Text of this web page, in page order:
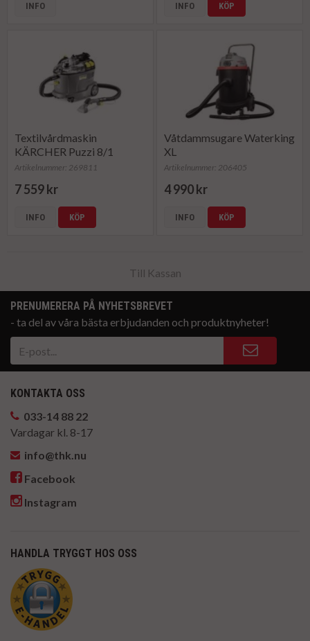
INFO INFO KÖP
Textilvårdmaskin
KÄRCHER Puzzi 8/1
Artikelnummer: 269811
7 559 kr
INFO KÖP
Våtdammsugare Waterking
XL
Artikelnummer: 206405
4 990 kr
INFO KÖP
Till Kassan
PRENUMERERA PÅ NYHETSBREVET
- ta del av våra bästa erbjudanden och produktnyheter!
KONTAKTA OSS
033-14 88 22
Vardagar kl. 8-17
info@thk.nu
Facebook
Instagram
HANDLA TRYGGT HOS OSS